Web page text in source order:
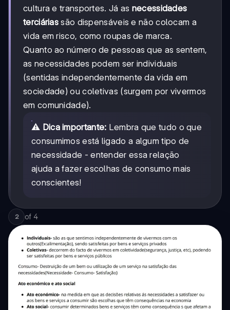
cultura e transportes. Já as necessidades
terciárias são dispensáveis e não colocam a
vida em risco, como roupas de marca.
Quanto ao número de pessoas que as sentem,
as necessidades podem ser individuais
(sentidas independentemente da vida em
sociedade) ou coletivas (surgem por vivermos
em comunidade).
⚠️ Dica importante: Lembra que tudo o que
consumimos está ligado a algum tipo de
necessidade - entender essa relação
ajuda a fazer escolhas de consumo mais
conscientes!
2 of 4